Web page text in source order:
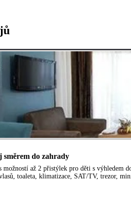
do zahrady
až 2 přistýlek pro děti s výhledem
toaleta, klimatizace, SAT/TV, trezor,